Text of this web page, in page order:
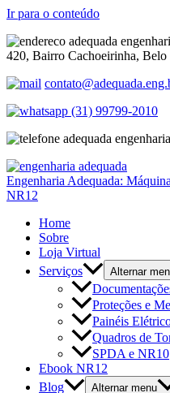
Ir para o conteúdo
420, Bairro Cachoeirinha,
(31) 99799-2010
Engenharia Adequada:
NR12
Home
Sobre
Loja Virtual
Serviços
Alternar
Proteções e
Painéis
Quadros de
SPDA e NR10
Ebook NR12
Blog
Alternar menu